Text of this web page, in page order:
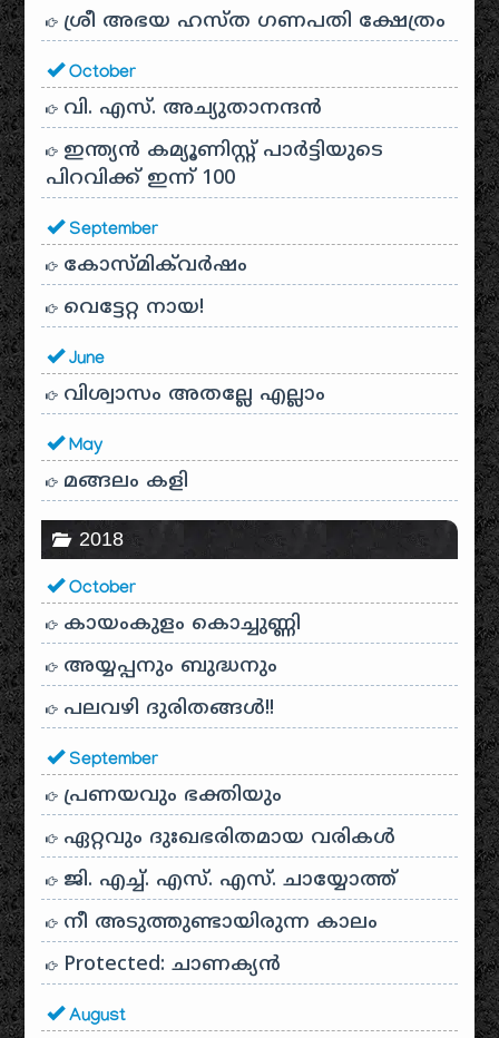
ശ്രീ അഭയ ഹസ്ത ഗണപതി ക്ഷേത്രം
October
വി. എസ്. അച്യുതാനന്ദൻ
ഇന്ത്യൻ കമ്യൂണിസ്റ്റ് പാർട്ടിയുടെ
പിറവിക്ക് ഇന്ന് 100
September
കോസ്മിക്‌വർഷം
വെട്ടേറ്റ നായ!
June
വിശ്വാസം അതല്ലേ എല്ലാം
May
മങ്ങലം കളി
2018
October
കായം‌കുളം കൊച്ചുണ്ണി
അയ്യപ്പനും ബുദ്ധനും
പലവഴി ദുരിതങ്ങൾ!!
September
പ്രണയവും ഭക്തിയും
ഏറ്റവും ദുഃഖഭരിതമായ വരികൾ
ജി. എച്ച്. എസ്. എസ്. ചായ്യോത്ത്
നീ അടുത്തുണ്ടായിരുന്ന കാലം
Protected: ചാണക്യന്‍
August